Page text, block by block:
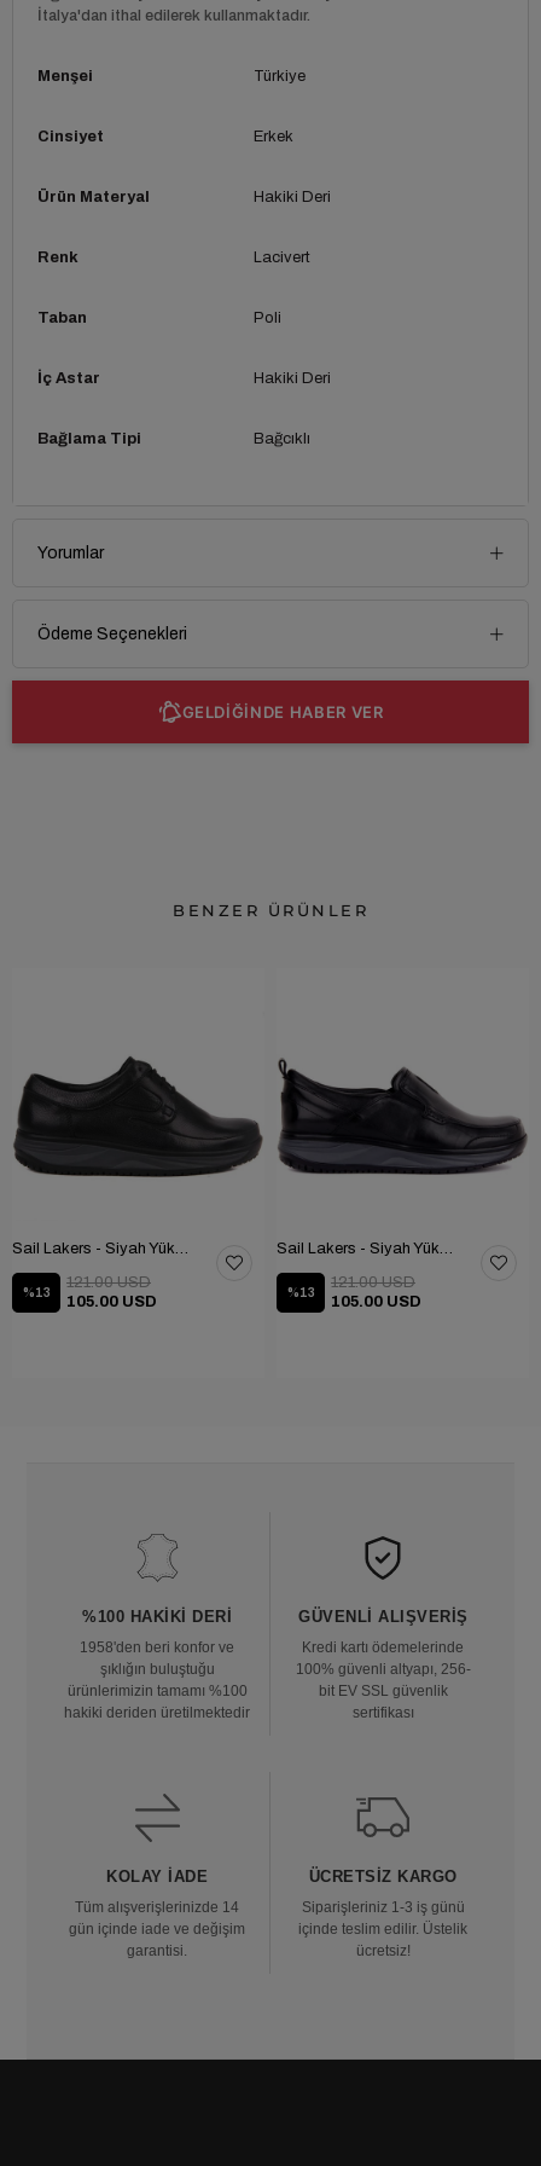
İtalya'dan ithal edilerek kullanmaktadır.
Menşei Türkiye
Cinsiyet Erkek
Ürün Materyal Hakiki Deri
Renk Lacivert
Taban Poli
İç Astar Hakiki Deri
Bağlama Tipi Bağcıklı
Yorumlar
Ödeme Seçenekleri
GELDİĞİNDE HABER VER
BENZER ÜRÜNLER
Sail Lakers - Siyah Yüksek Taban Günlük Ayakkabı 101-2817-65390
%13
105.00 USD
121.00 USD
Sail Lakers - Siyah Yüksek Taban Günlük Ayakkabı 101-2834-65390
%13
105.00 USD
121.00 USD
%100 HAKIKI DERI
1958'den beri konfor ve
şıklığın buluştuğu
ürünlerimizin tamamı %100
hakiki deriden üretilmektedir
GÜVENLI ALIŞVERIŞ
Kredi kartı ödemelerinde
100% güvenli altyapı, 256-
bit EV SSL güvenlik
sertifikası
KOLAY İADE
Tüm alışverişlerinizde 14
gün içinde iade ve değişim
garantisi.
ÜCRETSIZ KARGO
Siparişleriniz 1-3 iş günü
içinde teslim edilir. Üstelik
ücretsiz!